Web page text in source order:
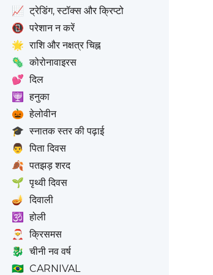
📈 ट्रेडिंग, स्टॉक्स और क्रिप्टो
📵 परेशान न करें
🌟 राशि और नक्षत्र चिह्न
🦠 कोरोनावाइरस
💕 दिल
🕎
हनुका
🎃 हेलोवीन
🎓 स्नातक स्तर की पढ़ाई
👨 पिता दिवस
🍂 पतझड़ शरद
🌱 पृथ्वी दिवस
🪔 दिवाली
🕉️
होली
🎅
क्रिसमस
🐉 चीनी नव वर्ष
🇧🇷 CARNIVAL